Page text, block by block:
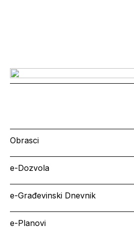
Obrasci
e-Dozvola
e-Građevinski Dnevnik
e-Planovi